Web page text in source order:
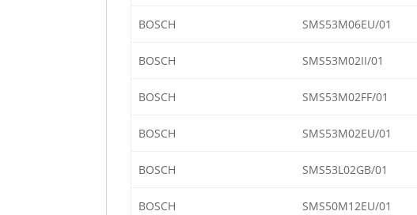
BOSCH SMS53M06EU/01
BOSCH SMS53M02II/01
BOSCH SMS53M02FF/01
BOSCH SMS53M02EU/01
BOSCH SMS53L02GB/01
BOSCH SMS50M12EU/01